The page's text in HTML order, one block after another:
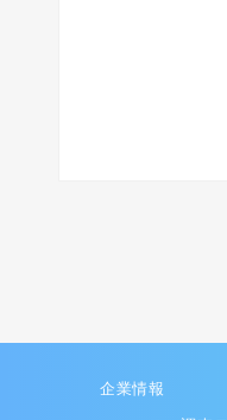
企業情報